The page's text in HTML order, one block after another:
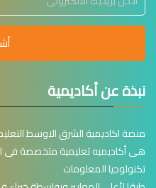
نبذة عن أكاديمية
منصة اكاديمية الشرق الاوسط
هى أكاديميه تعليمية متخصصة فى
تكنولوجيا المعلومات